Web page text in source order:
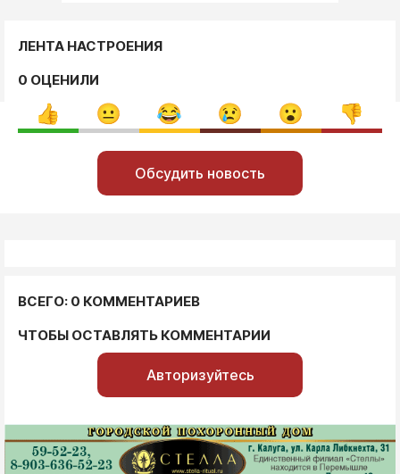
ЛЕНТА НАСТРОЕНИЯ
0 ОЦЕНИЛИ
Обсудить новость
ВСЕГО: 0 КОММЕНТАРИЕВ
ЧТОБЫ ОСТАВЛЯТЬ КОММЕНТАРИИ
Авторизуйтесь